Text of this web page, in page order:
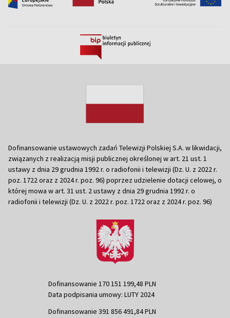
Dofinansowanie ustawowych zadań Telewizji Polskiej S.A. w likwidacji,
związanych z realizacją misji publicznej określonej w art. 21 ust. 1
ustawy z dnia 29 grudnia 1992 r. o radiofonii i telewizji (Dz. U. z 2022 r.
poz. 1722 oraz z 2024 r. poz. 96) poprzez udzielenie dotacji celowej, o
której mowa w art. 31 ust. 2 ustawy z dnia 29 grudnia 1992 r. o
radiofonii i telewizji (Dz. U. z 2022 r. poz. 1722 oraz z 2024 r. poz. 96)
Dofinansowanie 170 151 199,48 PLN
Data podpisania umowy: LUTY 2024
Dofinansowanie 391 856 491,84 PLN